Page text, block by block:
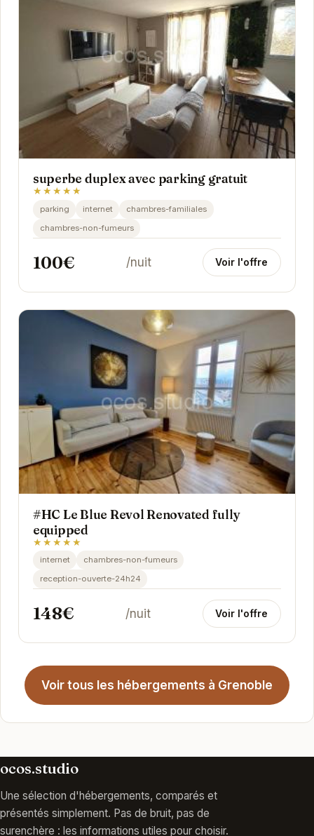
superbe duplex avec parking gratuit
★★★★★
parking internet
chambres-familiales
chambres-non-fumeurs
100€ /nuit Voir l'offre
#HC Le Blue Revol Renovated fully
equipped
★★★★★
internet
chambres-non-fumeurs
reception-ouverte-24h24
148€ /nuit Voir l'offre
Voir tous les hébergements à Grenoble
ocos.studio
Une sélection d'hébergements, comparés et
présentés simplement. Pas de bruit, pas de
surenchère : les informations utiles pour choisir.